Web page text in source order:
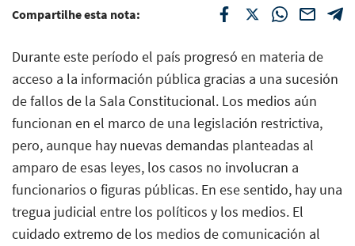
Compartilhe esta nota:
Durante este período el país progresó en materia de
acceso a la información pública gracias a una sucesión
de fallos de la Sala Constitucional. Los medios aún
funcionan en el marco de una legislación restrictiva,
pero, aunque hay nuevas demandas planteadas al
amparo de esas leyes, los casos no involucran a
funcionarios o figuras públicas. En ese sentido, hay una
tregua judicial entre los políticos y los medios. El
cuidado extremo de los medios de comunicación al